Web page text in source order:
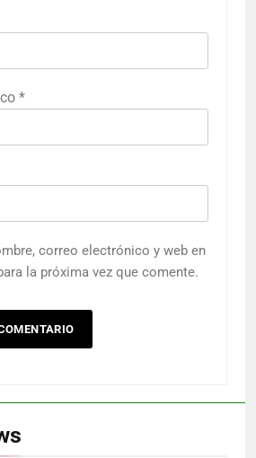
*
correo electrónico y web en
la próxima vez que comente.